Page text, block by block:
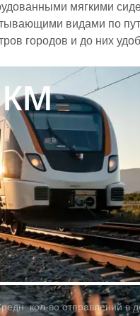
мягкими
видами по
городов и до них
кол-во отправлений в